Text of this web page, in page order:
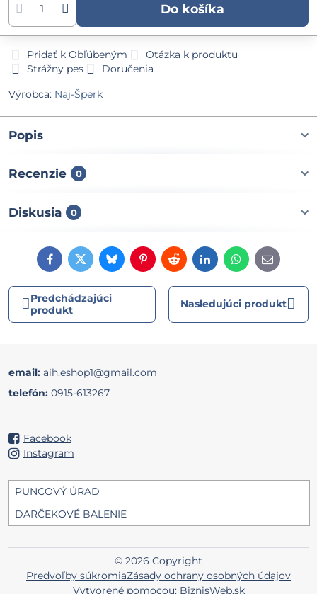
Do košíka
Pridať k Obľúbeným
Otázka k produktu
Strážny pes
Doručenia
Výrobca: Naj-Šperk
Popis
Recenzie 0
Diskusia 0
FacebookTwitterBlueskyPinterestRedditLinkedInWhatsApp
E-
mail
Predchádzajúci
produkt
Nasledujúci produkt
email: aih.eshop1@gmail.com
telefón: 0915-613267
Facebook
Instagram
PUNCOVÝ ÚRAD
DARČEKOVÉ BALENIE
© 2026 Copyright
Predvoľby súkromiaZásady ochrany osobných údajov
Vytvorené pomocou: BiznisWeb.sk